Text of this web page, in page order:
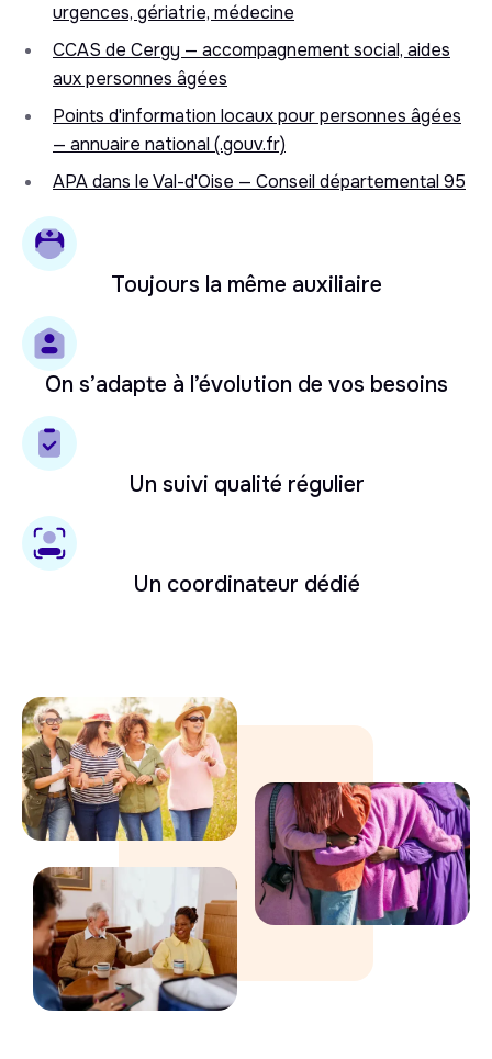
urgences, gériatrie, médecine
CCAS de Cergy — accompagnement social, aides
aux personnes âgées
Points d'information locaux pour personnes âgées
— annuaire national (.gouv.fr)
APA dans le Val-d'Oise — Conseil départemental 95
Toujours la même auxiliaire
On s’adapte à l’évolution de vos besoins
Un suivi qualité régulier
Un coordinateur dédié